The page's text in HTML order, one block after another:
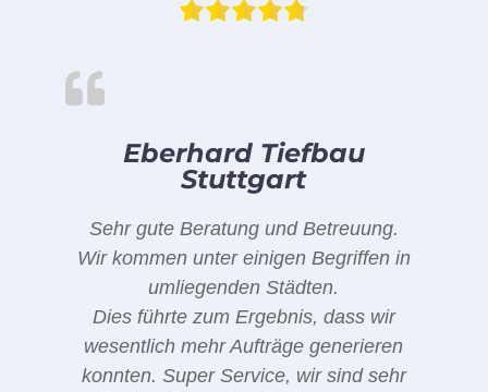
Eberhard Tiefbau
Stuttgart
Sehr gute Beratung und Betreuung.
Wir kommen unter einigen Begriffen in
umliegenden Städten.
Dies führte zum Ergebnis, dass wir
wesentlich mehr Aufträge generieren
konnten. Super Service, wir sind sehr